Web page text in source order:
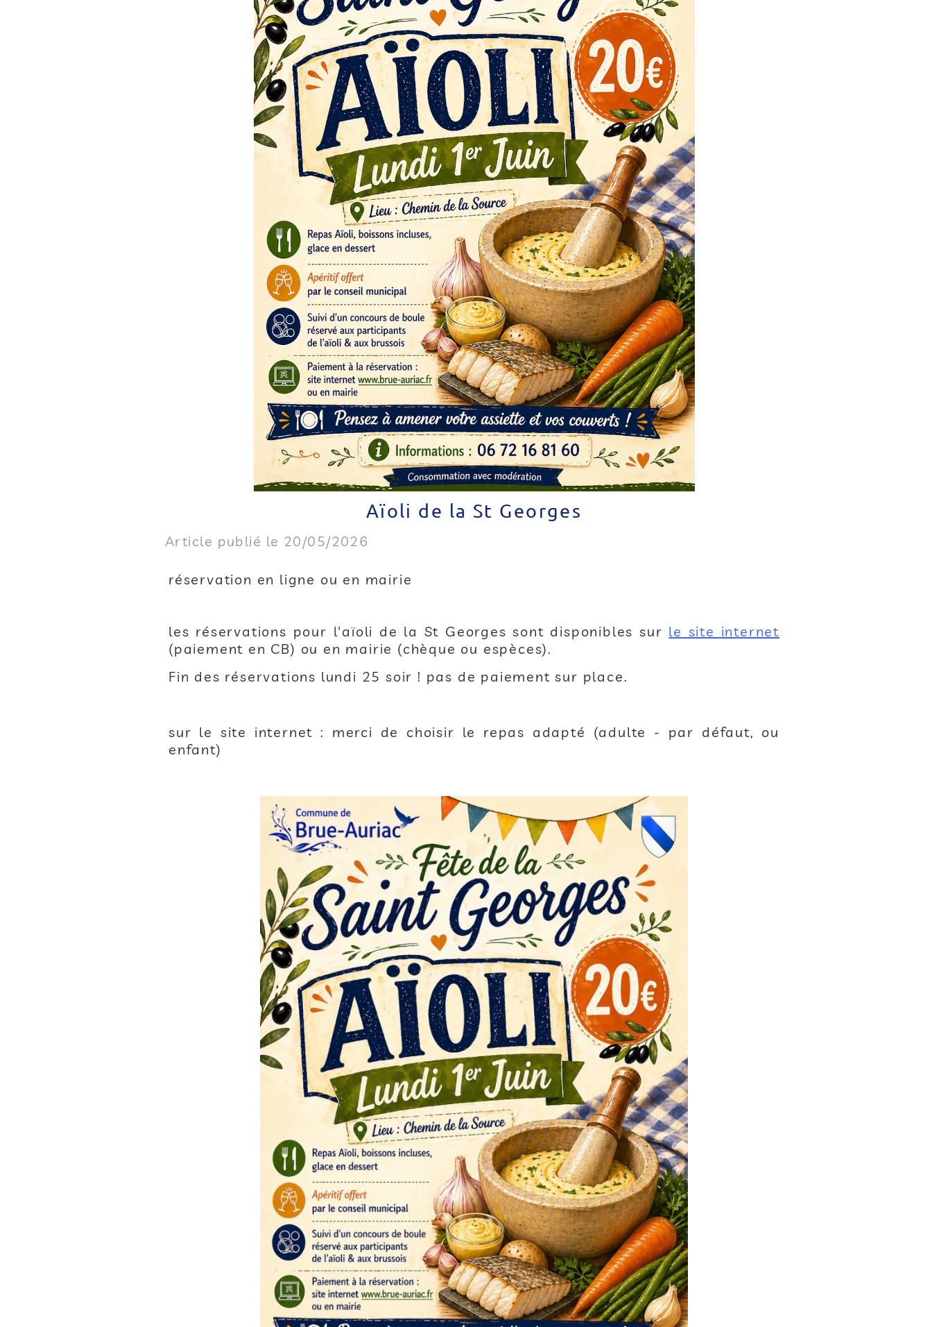
Aïoli de la St Georges
Article publié le 20/05/2026
réservation en ligne ou en mairie
les réservations pour l'aïoli de la St Georges sont disponibles sur le site internet
(paiement en CB) ou en mairie (chèque ou espèces).
Fin des réservations lundi 25 soir ! pas de paiement sur place.
sur le site internet : merci de choisir le repas adapté (adulte - par défaut, ou
enfant)